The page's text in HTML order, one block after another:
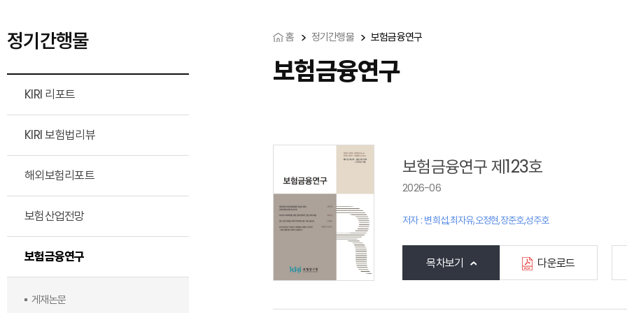
정기간행물
KIRI 리포트
KIRI 보험법리뷰
해외보험리포트
보험산업전망
보험금융연구
게재논문
홈 정기간행물 보험금융연구
보험금융연구
보험금융연구 제123호
2026-06
저자 : 변희섭,최자유,오정현,장준호,성주호
목차보기 다운로드